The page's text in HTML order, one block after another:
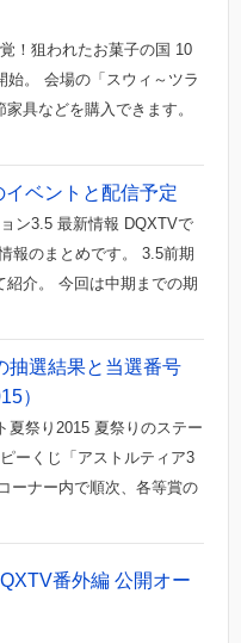
！狙われたお菓子の国 10
始。 会場の「スウィ～ツラ
具などを購入できます。
ベントと配信予定
ン3.5 最新情報 DQXTVで
報のまとめです。 3.5前期
紹介。 今回は中期までの期
抽選結果と当選番号
）
夏祭り2015 夏祭りのステー
ーくじ「アストルティア3
ーナー内で順次、各等賞の
番外編 公開オー